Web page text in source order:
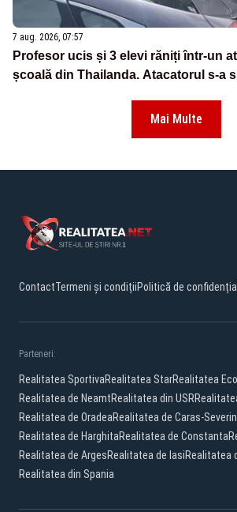
7 aug. 2026, 07:57
Profesor ucis și 3 elevi răniți într-un
școală din Thailanda. Atacatorul s-a
Mai Multe
ContactTermeni și condițiiPolitică de
Parteneri:
Realitatea SportivaRealitatea StarRealitatea
Realitatea de NeamtRealitatea din USR
Realitatea de OradeaRealitatea de Caras-Severin
Realitatea de HarghitaRealitatea de Constanta
Realitatea de ArgesRealitatea de IasiRealitatea
Realitatea din Spania